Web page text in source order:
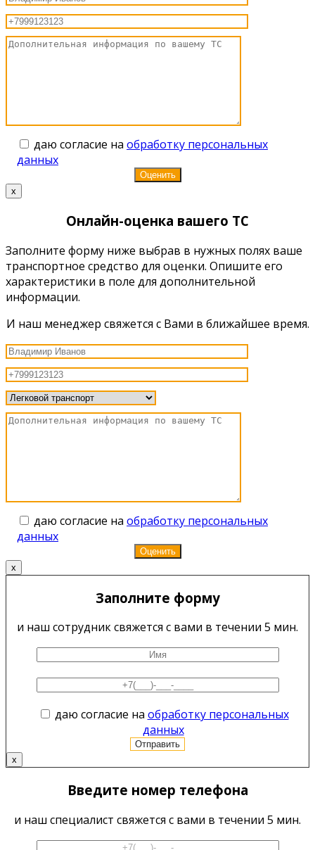
даю согласие на обработку персональных
данных
x
Онлайн-оценка вашего ТС
Заполните форму ниже выбрав в нужных полях ваше
транспортное средство для оценки. Опишите его
характеристики в поле для дополнительной
информации.
И наш менеджер свяжется с Вами в ближайшее время.
даю согласие на обработку персональных
данных
x
Заполните форму
и наш сотрудник свяжется с вами в течении 5 мин.
даю согласие на обработку персональных
данных
x
Введите номер телефона
и наш специалист свяжется с вами в течении 5 мин.